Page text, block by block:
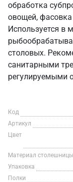
обработка
овощей, фасовка
Используется в
столовых.
санитарными
регулируемыми
Код
Артикул
Цвет
Материал
Упаковка
Полки